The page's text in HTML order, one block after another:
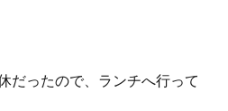
だったので、ランチへ行って